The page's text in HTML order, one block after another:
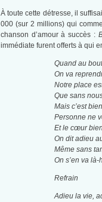
À toute cette détresse, il
000 (sur 2 millions) qui
chanson d’amour à succès :
immédiate furent offerts à qui
Quand au
On va
Notre place
Que sans
Mais c’est
Personne ne
Et le cœur
On dit adieu
Même sans
On s’en va
Refrain
Adieu la vie,